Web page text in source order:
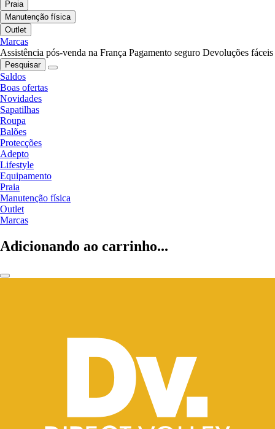
Praia
Manutenção física
Outlet
Marcas
Assistência pós-venda na França Pagamento seguro Devoluções fáceis
Pesquisar
Saldos
Boas ofertas
Novidades
Sapatilhas
Roupa
Balões
Protecções
Adepto
Lifestyle
Equipamento
Praia
Manutenção física
Outlet
Marcas
Adicionando ao carrinho...